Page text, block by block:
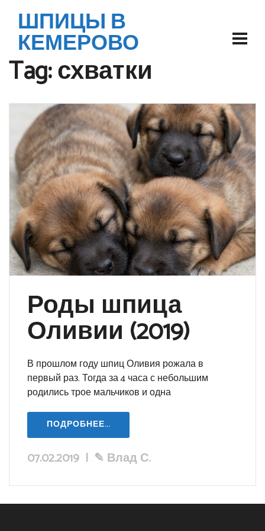
ШПИЦЫ В
КЕМЕРОВО
Tag:схватки
Роды шпица
Оливии (2019)
В прошлом году шпиц Оливия рожала в
первый раз. Тогда за 4 часа с небольшим
родились трое мальчиков и одна
ПОДРОБНЕЕ...
07.02.2019 | ✎ Влад С.